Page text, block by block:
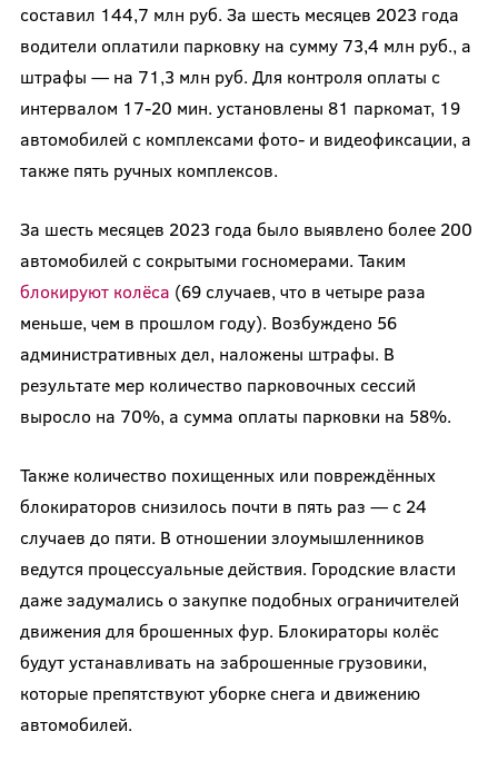
составил 144,7 млн руб. За шесть месяцев 2023 года
водители оплатили парковку на сумму 73,4 млн руб., а
штрафы — на 71,3 млн руб. Для контроля оплаты с
интервалом 17-20 мин. установлены 81 паркомат, 19
автомобилей с комплексами фото- и видеофиксации, а
также пять ручных комплексов.
За шесть месяцев 2023 года было выявлено более 200
автомобилей с сокрытыми госномерами. Таким
блокируют колёса (69 случаев, что в четыре раза
меньше, чем в прошлом году). Возбуждено 56
административных дел, наложены штрафы. В
результате мер количество парковочных сессий
выросло на 70%, а сумма оплаты парковки на 58%.
Также количество похищенных или повреждённых
блокираторов снизилось почти в пять раз — с 24
случаев до пяти. В отношении злоумышленников
ведутся процессуальные действия. Городские власти
даже задумались о закупке подобных ограничителей
движения для брошенных фур. Блокираторы колёс
будут устанавливать на заброшенные грузовики,
которые препятствуют уборке снега и движению
автомобилей.